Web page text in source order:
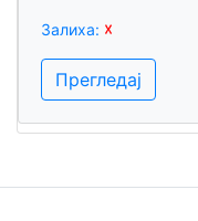
Залиха: ☓
Прегледај